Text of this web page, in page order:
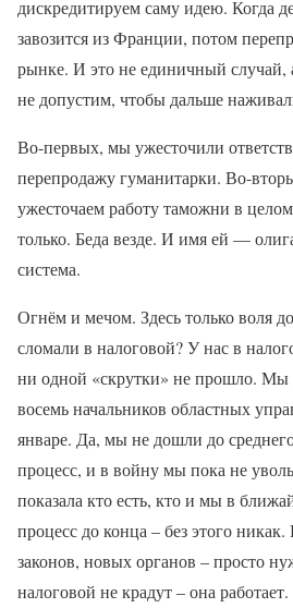
дискредитируем саму идею. Когда
завозится из Франции, потом
рынке. И это не единичный случай,
не допустим, чтобы дальше
Во-первых, мы ужесточили
перепродажу гуманитарки. Во-
ужесточаем работу таможни в
только. Беда везде. И имя ей —
система.
Огнём и мечом. Здесь только воля
сломали в налоговой? У нас в
ни одной «скрутки» не прошло.
восемь начальников областных
январе. Да, мы не дошли до
процесс, и в войну мы пока не
показала кто есть, кто и мы в
процесс до конца – без этого
законов, новых органов – просто
налоговой не крадут – она